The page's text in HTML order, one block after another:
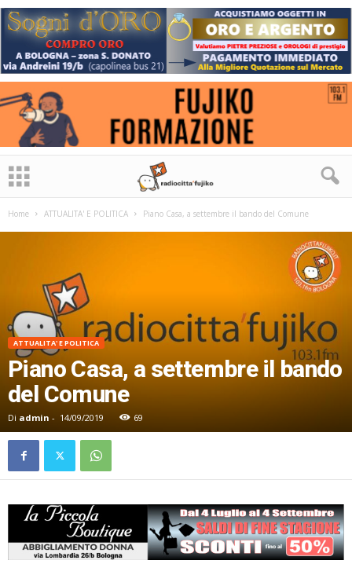
Home ATTUALITA' E POLITICA Piano Casa, a settembre il bando del Comune
ATTUALITA' E POLITICA
Piano Casa, a settembre il bando
del Comune
Di admin - 14/09/2019 69